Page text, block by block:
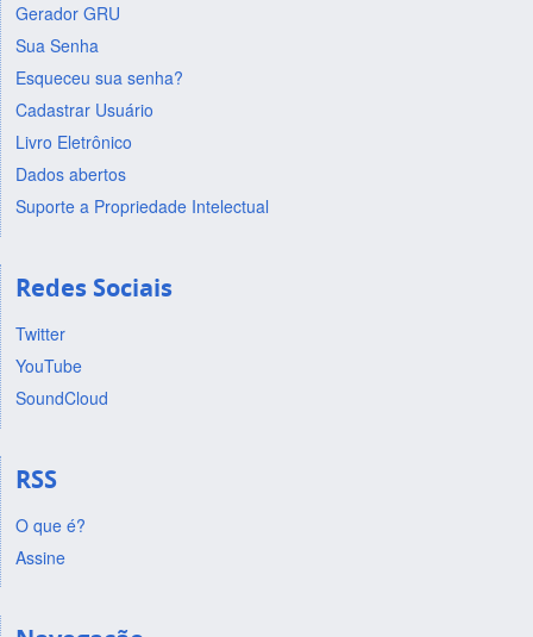
Gerador GRU
Sua Senha
Esqueceu sua senha?
Cadastrar Usuário
Livro Eletrônico
Dados abertos
Suporte a Propriedade Intelectual
Redes Sociais
Twitter
YouTube
SoundCloud
RSS
O que é?
Assine